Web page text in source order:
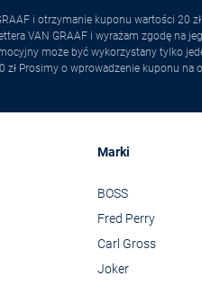
i otrzymanie kuponu wartości 20
VAN GRAAF i wyrażam zgodę na
może być wykorzystany tylko
Prosimy o wprowadzenie kuponu na
Marki
BOSS
Fred Perry
Carl Gross
Joker